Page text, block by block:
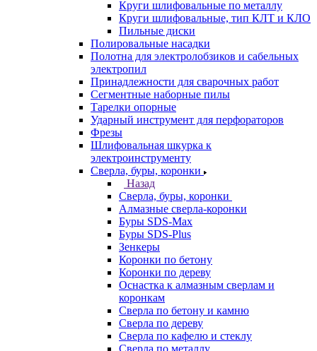
Круги шлифовальные по металлу
Круги шлифовальные, тип КЛТ и КЛО
Пильные диски
Полировальные насадки
Полотна для электролобзиков и сабельных
электропил
Принадлежности для сварочных работ
Сегментные наборные пилы
Тарелки опорные
Ударный инструмент для перфораторов
Фрезы
Шлифовальная шкурка к
электроинструменту
Сверла, буры, коронки
Назад
Сверла, буры, коронки
Алмазные сверла-коронки
Буры SDS-Max
Буры SDS-Plus
Зенкеры
Коронки по бетону
Коронки по дереву
Оснастка к алмазным сверлам и
коронкам
Сверла по бетону и камню
Сверла по дереву
Сверла по кафелю и стеклу
Сверла по металлу